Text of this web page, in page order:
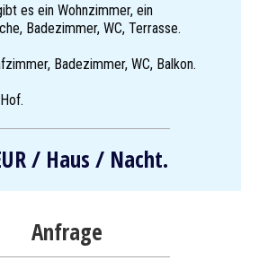
es ein Wohnzimmer, ein
Badezimmer, WC, Terrasse.
Badezimmer, WC, Balkon.
/ Haus / Nacht.
Anfrage